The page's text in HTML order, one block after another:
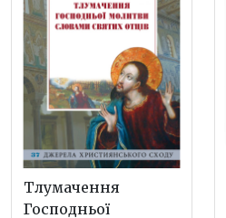
Тлумачення
Господньої